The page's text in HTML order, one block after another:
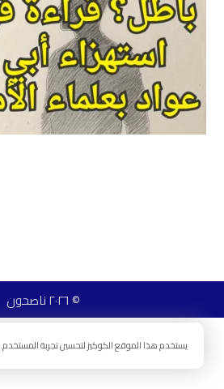
© ٢٠٢٦ ناصحون
يستخدم هذا الموقع الكوكيز لتحسين تجربة المستخدم.